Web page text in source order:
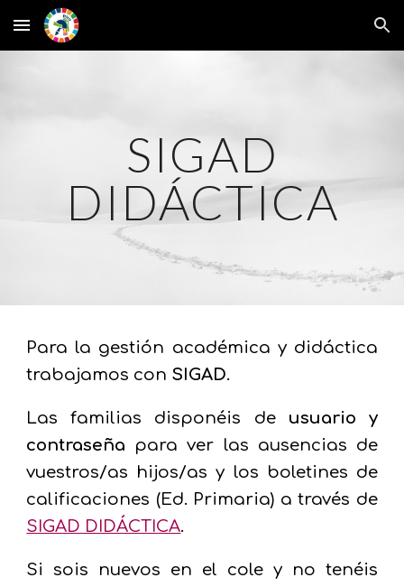
Skip to main content Skip to navigation
SIGAD
DIDÁCTICA
Para la gestión académica y didáctica
trabajamos con SIGAD.
Las familias disponéis de usuario y
contraseña para ver las ausencias de
vuestros/as hijos/as y los boletines de
calificaciones (Ed. Primaria) a través de
SIGAD DIDÁCTICA.
Si sois nuevos en el cole y no tenéis